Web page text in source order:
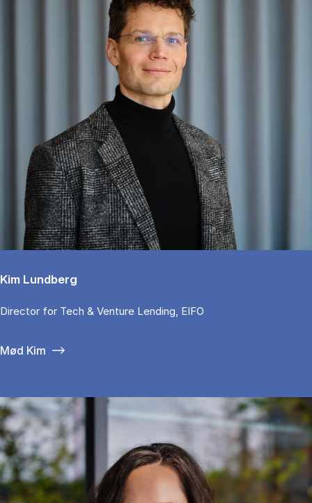
Kim Lundberg
Di­rector for Tech & Ven­tu­re Len­ding, EIFO
Mød Kim